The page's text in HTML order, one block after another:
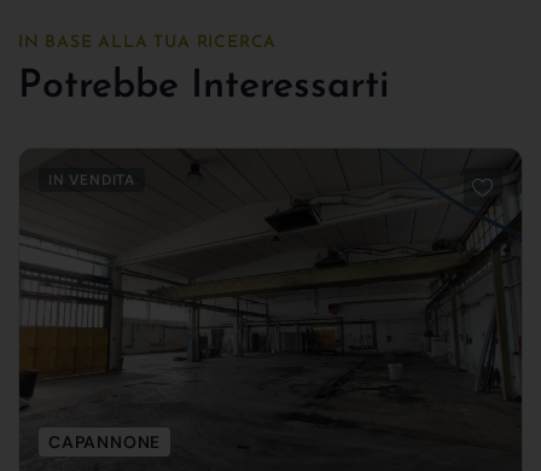
IN BASE ALLA TUA RICERCA
Potrebbe Interessarti
IN VENDITA
CAPANNONE